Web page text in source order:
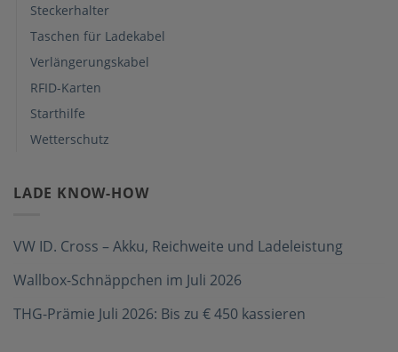
Steckerhalter
Taschen für Ladekabel
Verlängerungskabel
RFID-Karten
Starthilfe
Wetterschutz
LADE KNOW-HOW
VW ID. Cross – Akku, Reichweite und Ladeleistung
Wallbox-Schnäppchen im Juli 2026
THG-Prämie Juli 2026: Bis zu € 450 kassieren